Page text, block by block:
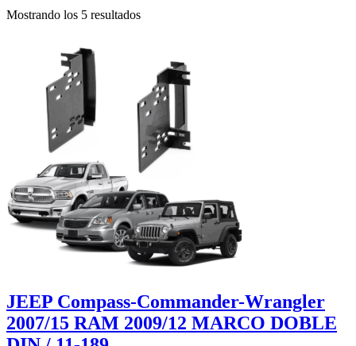
Mostrando los 5 resultados
JEEP Compass-Commander-Wrangler
2007/15 RAM 2009/12 MARCO DOBLE